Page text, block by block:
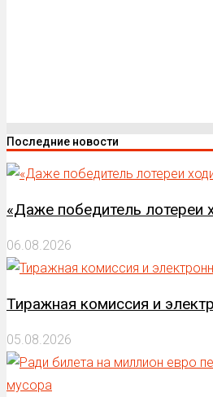
Последние новости
«Даже победитель лотереи
06.08.2026
Тиражная комиссия и
05.08.2026